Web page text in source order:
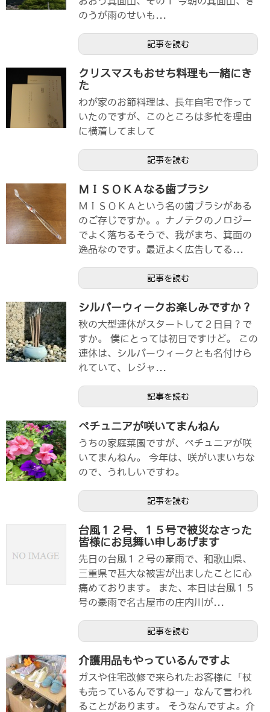
のうが雨のせいも...
記事を読む
クリスマスもおせち料理も一緒にき
た
わが家のお節料理は、長年自宅で作って
いたのですが、このところは多忙を理由
に横着してまして
記事を読む
ＭＩＳＯＫＡなる歯ブラシ
ＭＩＳＯＫＡという名の歯ブラシがある
のご存じですか。。ナノテクのノロジー
でよく落ちるそうで、我がまち、箕面の
逸品なのです。最近よく広告してる...
記事を読む
シルバーウィークお楽しみですか？
秋の大型連休がスタートして２日目？で
すか。 僕にとっては初日ですけど。 この
連休は、シルバーウィークとも名付けら
れていて、レジャ...
記事を読む
ペチュニアが咲いてまんねん
うちの家庭菜園ですが、ペチュニアが咲
いてまんねん。 今年は、咲がいまいちな
ので、うれしいですわ。
記事を読む
台風１２号、１５号で被災なさった
皆様にお見舞い申しあげます
先日の台風１２号の豪雨で、和歌山県、
三重県で甚大な被害が出ましたことに心
痛めております。 また、本日は台風１５
号の豪雨で名古屋市の庄内川が...
記事を読む
介護用品もやっているんですよ
ガスや住宅改修で来られたお客様に「杖
も売っているんですねー」なんて言われ
ることがあります。 そうなんですよ。介